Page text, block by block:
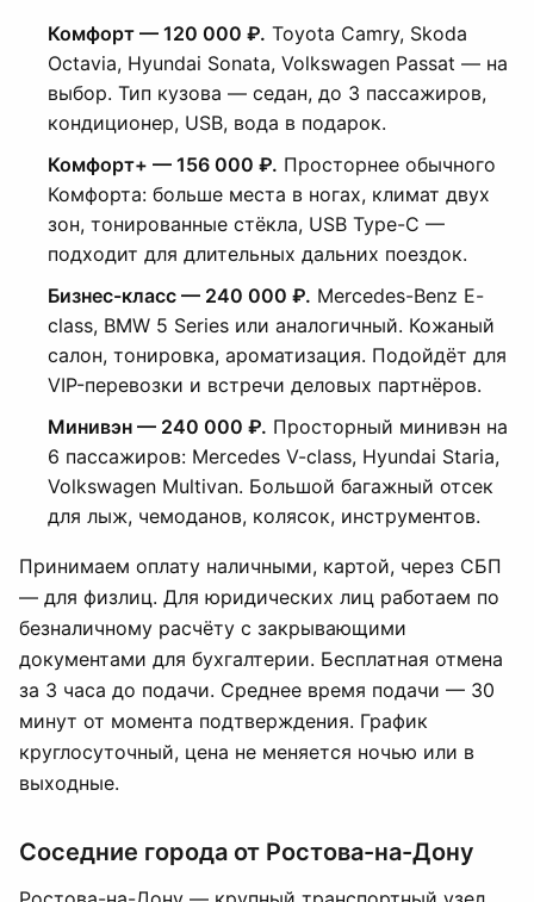
Комфорт — 120 000 ₽. Toyota Camry, Skoda
Octavia, Hyundai Sonata, Volkswagen Passat — на
выбор. Тип кузова — седан, до 3 пассажиров,
кондиционер, USB, вода в подарок.
Комфорт+ — 156 000 ₽. Просторнее обычного
Комфорта: больше места в ногах, климат двух
зон, тонированные стёкла, USB Type-C —
подходит для длительных дальних поездок.
Бизнес-класс — 240 000 ₽. Mercedes-Benz E-
class, BMW 5 Series или аналогичный. Кожаный
салон, тонировка, ароматизация. Подойдёт для
VIP-перевозки и встречи деловых партнёров.
Минивэн — 240 000 ₽. Просторный минивэн на
6 пассажиров: Mercedes V-class, Hyundai Staria,
Volkswagen Multivan. Большой багажный отсек
для лыж, чемоданов, колясок, инструментов.
Принимаем оплату наличными, картой, через СБП
— для физлиц. Для юридических лиц работаем по
безналичному расчёту с закрывающими
документами для бухгалтерии. Бесплатная отмена
за 3 часа до подачи. Среднее время подачи — 30
минут от момента подтверждения. График
круглосуточный, цена не меняется ночью или в
выходные.
Соседние города от Ростова-на-Дону